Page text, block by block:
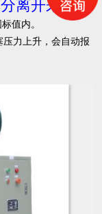
离开来，一次
值内。
力上升，会自动报